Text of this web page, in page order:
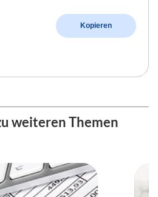
Kopieren
weiteren Themen